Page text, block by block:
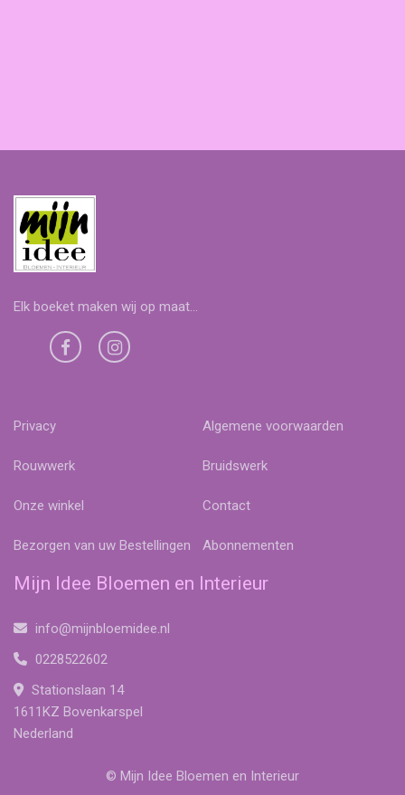
Elk boeket maken wij op maat...
Privacy Algemene voorwaarden
Rouwwerk Bruidswerk
Onze winkel Contact
Bezorgen van uw Bestellingen Abonnementen
Mijn Idee Bloemen en Interieur
info@mijnbloemidee.nl
0228522602
Stationslaan 14
1611KZ Bovenkarspel
Nederland
© Mijn Idee Bloemen en Interieur